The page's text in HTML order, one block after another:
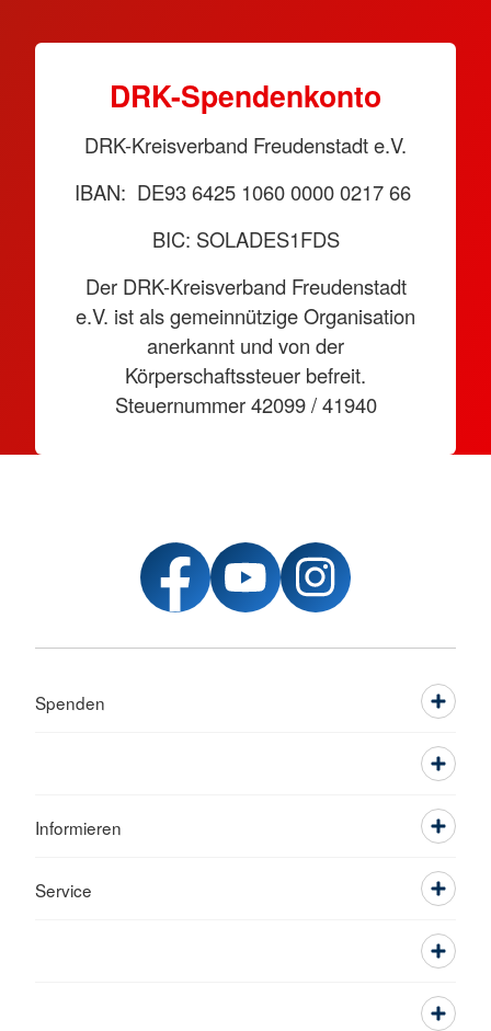
DRK-Spendenkonto
DRK-Kreisverband Freudenstadt e.V.
IBAN: DE93 6425 1060 0000 0217 66
BIC: SOLADES1FDS
Der DRK-Kreisverband Freudenstadt
e.V. ist als gemeinnützige Organisation
anerkannt und von der
Körperschaftssteuer befreit.
Steuernummer 42099 / 41940
Spenden
Informieren
Service